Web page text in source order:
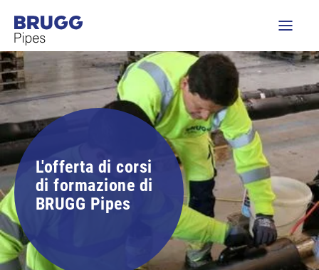
L'offerta di corsi
di formazione di
BRUGG Pipes